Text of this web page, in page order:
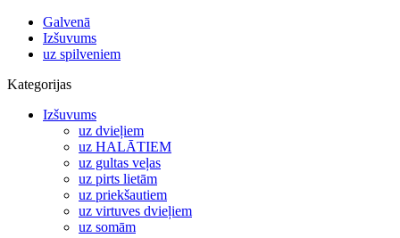
Galvenā
Izšuvums
uz spilveniem
Kategorijas
Izšuvums
uz dvieļiem
uz HALĀTIEM
uz gultas veļas
uz pirts lietām
uz priekšautiem
uz virtuves dvieļiem
uz somām